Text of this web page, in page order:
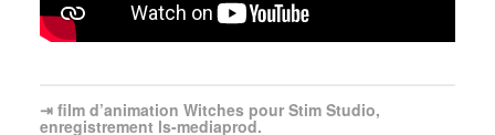
⇥ film d’animation Witches pour Stim Studio,
enregistrement ls-mediaprod.